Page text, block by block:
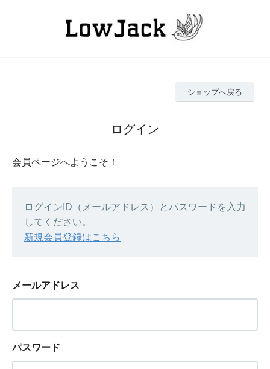
ショップへ戻る
ログイン
会員ページへようこそ！
ログインID（メールアドレス）とパスワードを入力
してください。
新規会員登録はこちら
メールアドレス
パスワード